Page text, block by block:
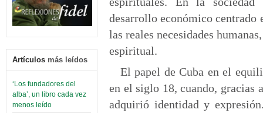
Artículos más leídos
‘Los fundadores del
alba’, un libro cada vez
menos leído
desarrollo económico centrado
las reales necesidades
espiritual.
El papel de Cuba en el
en el siglo 18, cuando, gracias
adquirió identidad y